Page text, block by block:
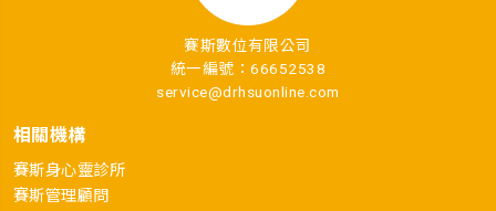
賽斯數位有限公司
統一編號：66652538
service@drhsuonline.com
相關機構
賽斯身心靈診所
賽斯管理顧問